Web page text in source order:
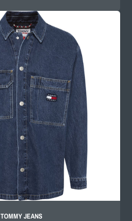
scontato
di
listino
TOMMY JEANS